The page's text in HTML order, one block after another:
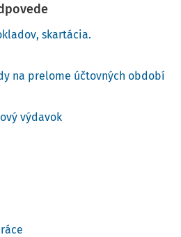
skartácia.
na prelome účtovných období
výdavok